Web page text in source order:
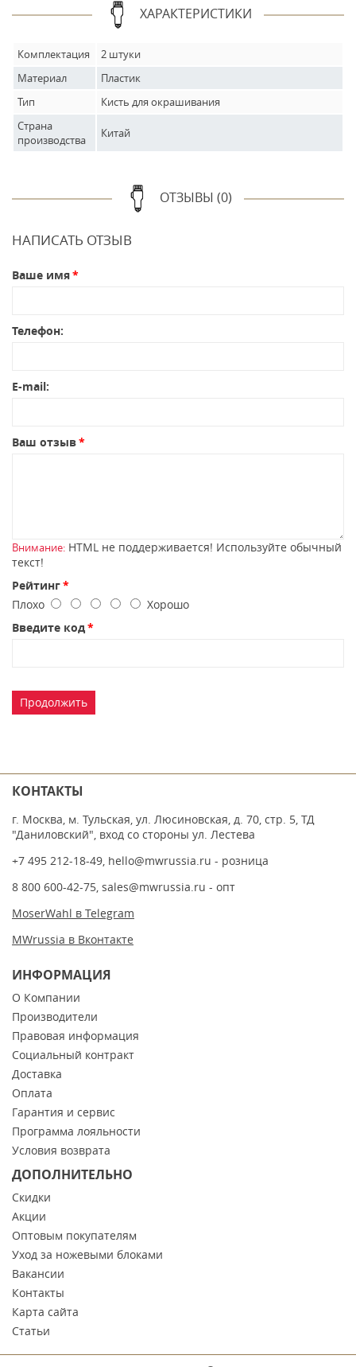
ХАРАКТЕРИСТИКИ
Комплектация
2 штуки
Материал
Пластик
Тип
Кисть для окрашивания
Страна
производства
Китай
ОТЗЫВЫ (0)
НАПИСАТЬ ОТЗЫВ
Ваше имя
Телефон:
E-mail:
Ваш отзыв
Внимание: HTML не поддерживается! Используйте обычный
текст!
Рейтинг
Плохо
Хорошо
Введите код
Продолжить
КОНТАКТЫ
г. Москва, м. Тульская, ул. Люсиновская, д. 70, стр. 5, ТД
"Даниловский", вход со стороны ул. Лестева
+7 495 212-18-49, hello@mwrussia.ru - розница
8 800 600-42-75, sales@mwrussia.ru - опт
MoserWahl в Telegram
MWrussia в Вконтакте
ИНФОРМАЦИЯ
О Компании
Производители
Правовая информация
Социальный контракт
Доставка
Оплата
Гарантия и сервис
Программа лояльности
Условия возврата
ДОПОЛНИТЕЛЬНО
Скидки
Акции
Оптовым покупателям
Уход за ножевыми блоками
Вакансии
Контакты
Карта сайта
Статьи